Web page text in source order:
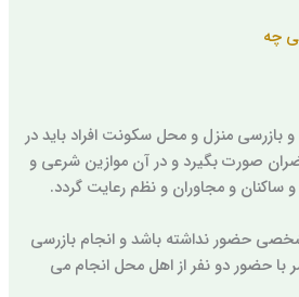
چه
بازرسی منزل و محل سکونت افراد باید در
صورت بگیرد و در آن موازین شرعی و
و مجاوران و نظم رعایت گردد.
حضور نداشته باشد و انجام بازرسی
با حضور دو نفر از اهل محل انجام می